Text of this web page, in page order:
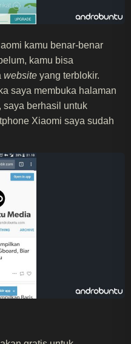
kamu benar-benar
kamu bisa
website yang terblokir.
saya membuka halaman
saya berhasil untuk
Xiaomi saya sudah